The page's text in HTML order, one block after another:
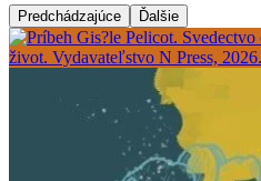
Predchádzajúce Ďalšie